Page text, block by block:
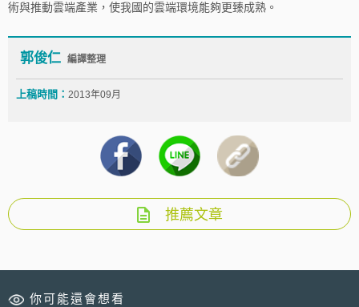
術與推動雲端產業，使我國的雲端環境能夠更臻成熟。
郭俊仁 編譯整理
上稿時間： 2013年09月
推薦文章
你可能還會想看